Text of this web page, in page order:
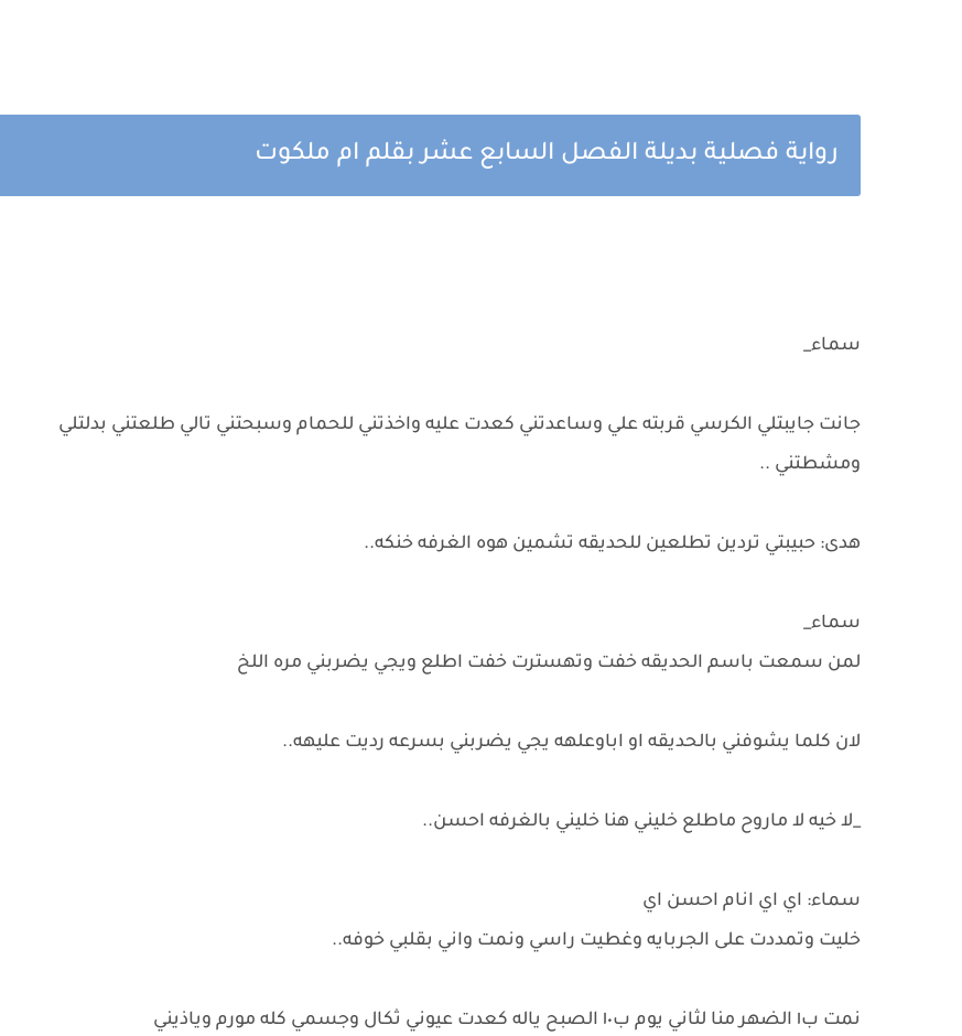
رواية فصلية بديلة الفصل السابع عشر بقلم ام ملكوت
سماء_
جانت جايبتلي الكرسي قربته علي وساعدتني كعدت عليه واخذتني للحمام وسبحتني تالي طلعتني بدلتلي
ومشطتني ..
هدى: حبيبتي تردين تطلعين للحديقه تشمين هوه الغرفه خنكه..
سماء_
لمن سمعت باسم الحديقه خفت وتهسترت خفت اطلع ويجي يضربني مره اللخ
لان كلما يشوفني بالحديقه او اباوعلهه يجي يضربني بسرعه رديت عليهه..
_لا خيه لا ماروح ماطلع خليني هنا خليني بالغرفه احسن..
سماء: اي اي انام احسن اي
خليت وتمددت على الجربايه وغطيت راسي ونمت واني بقلبي خوفه..
نمت ب١ الضهر منا لثاني يوم ب١٠ الصبح ياله كعدت عيوني ثكال وجسمي كله مورم وياذيني